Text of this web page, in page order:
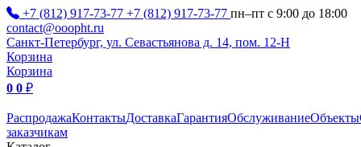
+7 (812) 917-73-77 +7 (812) 917-73-77 пн–пт с 9:00 до 18:00
contact@ooopht.ru
Санкт-Петербург, ул. Севастьянова д. 14, пом. 12-Н
Корзина
Корзина
0 0 ₽
РаспродажаКонтактыДоставкаГарантияОбслуживаниеОбъекты
заказчикам